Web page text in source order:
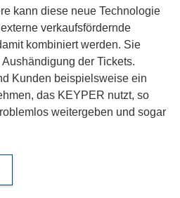
kann diese neue Technologie
verkaufsfördernde
kombiniert werden. Sie
der Tickets.
Kunden beispielsweise ein
das KEYPER nutzt, so
weitergeben und sogar